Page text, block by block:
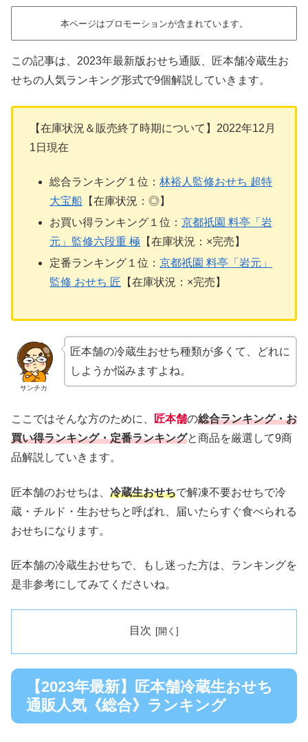
本ページはプロモーションが含まれています。
この記事は、2023年最新版おせち通販、匠本舗冷蔵生お
せちの人気ランキング形式で9個解説していきます。
【在庫状況＆販売終了時期について】2022年12月
1日現在
総合ランキング１位：林裕人監修おせち 超特
大宝船 【在庫状況：◎】
お買い得ランキング１位：京都祇園 料亭「岩
元」監修六段重 極 【在庫状況：×完売】
定番ランキング１位：京都祇園 料亭「岩元」
監修 おせち 匠 【在庫状況：×完売】
サンチカ
匠本舗の冷蔵生おせち種類が多くて、どれに
しようか悩みますよね。
ここではそんな方のために、 匠本舗の総合ランキング・お
買い得ランキング・定番ランキングと商品を厳選して9商
品解説していきます。
匠本舗のおせちは、 冷蔵生おせちで解凍不要おせちで冷
蔵・チルド・生おせちと呼ばれ、届いたらすぐ食べられる
おせちになります。
匠本舗の冷蔵生おせちで、もし迷った方は、ランキングを
是非参考にしてみてくださいね。
目次
【2023年最新】匠本舗冷蔵生おせち
通販人気《総合》ランキング